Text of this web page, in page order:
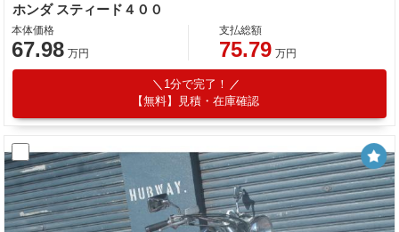
ホンダ スティード４００
本体価格
67.98 万円
支払総額
75.79 万円
1分で完了！
【無料】見積・在庫確認